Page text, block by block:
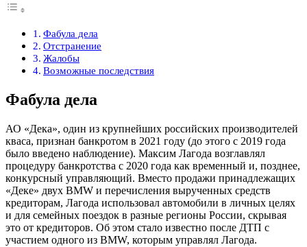
Фабула дела
Отстранение
Жалобы
Возможные последствия
Фабула дела
АО «Дека», один из крупнейших российских производителей
кваса, признан банкротом в 2021 году (до этого с 2019 года
было введено наблюдение). Максим Лагода возглавлял
процедуру банкротства с 2020 года как временный и, позднее,
конкурсный управляющий. Вместо продажи принадлежащих
«Деке» двух BMW и перечисления вырученных средств
кредиторам, Лагода использовал автомобили в личных целях
и для семейных поездок в разные регионы России, скрывая
это от кредиторов. Об этом стало известно после ДТП с
участием одного из BMW, которым управлял Лагода.